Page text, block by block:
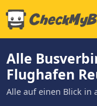
Alle
Flughafen
Alle auf einen Blick in